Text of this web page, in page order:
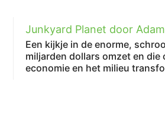
Junkyard Planet door
Een kijkje in de enorme,
miljarden dollars omzet en die
economie en het milieu